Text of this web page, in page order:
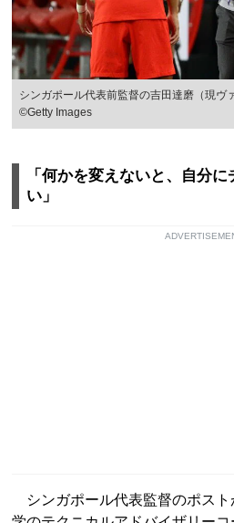
シンガポール代表前監督の吉田達磨（現
©Getty Images
「何かを変えないと、自分
い」
シンガポール代表監督のポスト